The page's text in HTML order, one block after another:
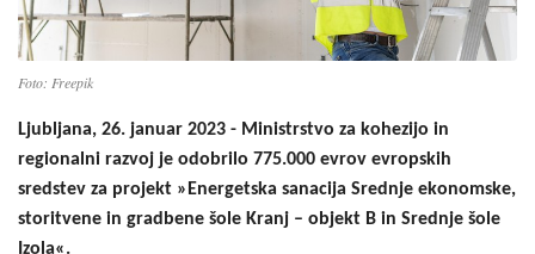
Foto: Freepik
Ljubljana, 26. januar 2023 - Ministrstvo za kohezijo in
regionalni razvoj je odobrilo 775.000 evrov evropskih
sredstev za projekt »Energetska sanacija Srednje ekonomske,
storitvene in gradbene šole Kranj – objekt B in Srednje šole
Izola«.